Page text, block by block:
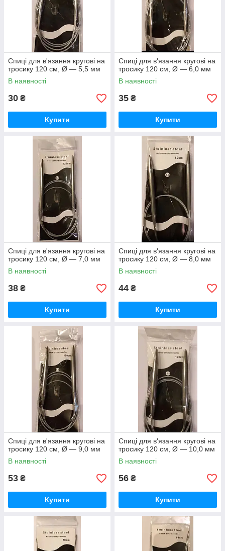
Спиці для в'язання кругові на
тросику 120 см, Ø — 5,5 мм
В наявності
30 ₴
Купити
Спиці для в'язання кругові на
тросику 120 см, Ø — 6,0 мм
В наявності
35 ₴
Купити
Спиці для в'язання кругові на
тросику 120 см, Ø — 7,0 мм
В наявності
38 ₴
Купити
Спиці для в'язання кругові на
тросику 120 см, Ø — 8,0 мм
В наявності
44 ₴
Купити
Спиці для в'язання кругові на
тросику 120 см, Ø — 9,0 мм
В наявності
53 ₴
Купити
Спиці для в'язання кругові на
тросику 120 см, Ø — 10,0 мм
В наявності
56 ₴
Купити